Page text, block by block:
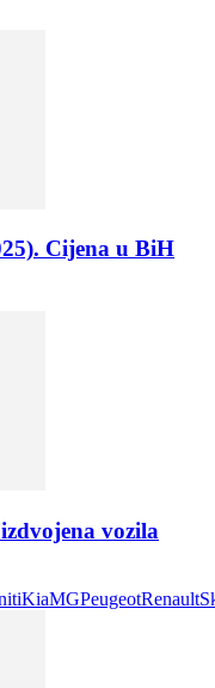
Cijena u BiH
vozila
KiaMGPeugeotRenault